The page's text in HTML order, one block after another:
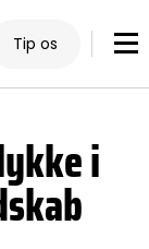
Tip os
i